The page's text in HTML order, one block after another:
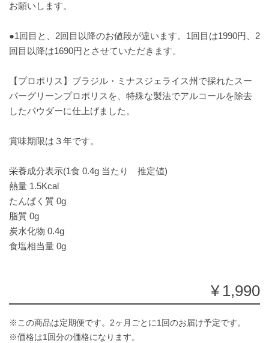
お願いします。
●1回目と、2回目以降のお値段が違います。1回目は1990円、2
回目以降は1690円とさせていただきます。
【プロポリス】ブラジル・ミナスジェライス州で採れたスー
パーグリーンプロポリスを、特殊な製法でアルコールを除去
したパウダーに仕上げました。
賞味期限は３年です。
栄養成分表示(1食 0.4g 当たり 推定値)
熱量 1.5Kcal
たんぱく質 0g
脂質 0g
炭水化物 0.4g
食塩相当量 0g
¥1,990
※この商品は定期便です。2ヶ月ごとに1回のお届け予定です。
※価格は1回分の価格になります。